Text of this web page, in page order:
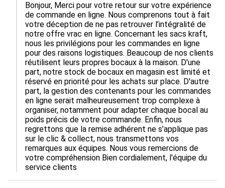
Bonjour, Merci pour votre retour sur votre expérience
de commande en ligne. Nous comprenons tout à fait
votre déception de ne pas retrouver l’intégralité de
notre offre vrac en ligne. Concernant les sacs kraft,
nous les privilégions pour les commandes en ligne
pour des raisons logistiques. Beaucoup de nos clients
réutilisent leurs propres bocaux à la maison. D'une
part, notre stock de bocaux en magasin est limité et
réservé en priorité pour les achats sur place. D'autre
part, la gestion des contenants pour les commandes
en ligne serait malheureusement trop complexe à
organiser, notamment pour adapter chaque bocal au
poids précis de votre commande. Enfin, nous
regrettons que la remise adhérent ne s’applique pas
sur le clic & collect, nous transmettons vos
remarques aux équipes. Nous vous remercions de
votre compréhension Bien cordialement, l'équipe du
service clients